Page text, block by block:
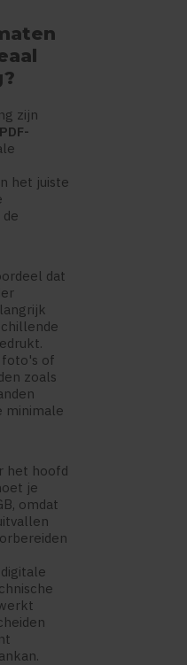
zijn
het juiste
dat
of
zoals
minimale
het hoofd
je
omdat